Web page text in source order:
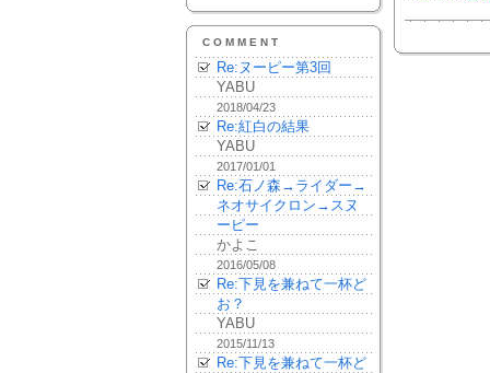
COMMENT
Re:ヌーピー第3回
YABU
2018/04/23
Re:紅白の結果
YABU
2017/01/01
Re:石ノ森→ライダー→
ネオサイクロン→スヌ
ーピー
かよこ
2016/05/08
Re:下見を兼ねて一杯ど
お？
YABU
2015/11/13
Re:下見を兼ねて一杯ど